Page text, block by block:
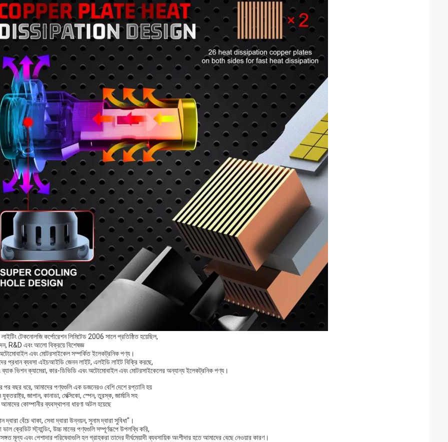
টেকনোলজি কর্পোরেশন লিমিটেড 2006 সালে প্রতিষ্ঠিত হয়েছিল,
R&D এবং আলো বিক্রয়ে বিশেষজ্ঞ
এবং মোটরসাইকেল সম্পর্কিত ইলেকট্রনিক পণ্য।
প্রধান ব্যবসা এইচআইডি জেনন লাইট, এলইডি লাইট বিক্রি করছে,
ব্যাক ভিশন ক্যামেরা, কার-ডিভিডি এবং অটোমোবাইল এবং মোটরসাইকেলের অন্যান্য ইলেকট্রনিক পণ্য।
পর বছর ধরে, আমাদের পণ্যগুলি এক ডজনেরও বেশি দেশে রপ্তানি হয়
যুক্তরাষ্ট্র, জাপান, কানাডা, মেক্সিকো, স্পেন, তুরস্ক, জার্মানি সহ
কোম্পানীর ব্যবস্থাপনা ধারণা অটল হয়েছে
দ্বারা বেঁচে থাকা, সেবা দ্বারা উন্নয়ন, সুনাম দ্বারা সুবিধা"।
ক্রেডিট স্ট্যান্ডিং, উচ্চ মানের পণ্যগুলি সম্পূর্ণরূপে উপলব্ধি করি,
মূল্য এবং পেশাদার পরিষেবাগুলি হল গ্রাহকরা তাদের দীর্ঘমেয়াদী ব্যবসায়িক অংশীদার হতে আমাদের বেছে নেওয়ার কারণ।